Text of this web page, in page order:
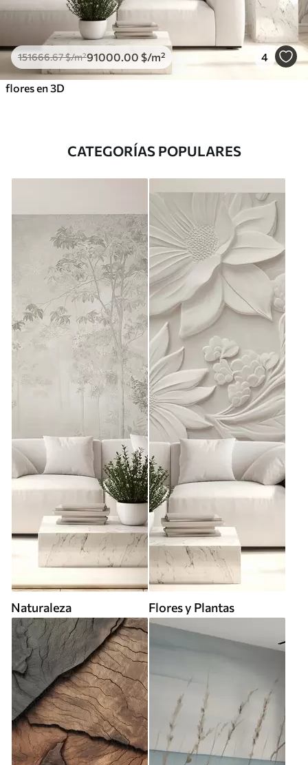
151666.67$/m²91000 .00 $/m² 4
flores en 3D
CATEGORÍAS POPULARES
Naturaleza Flores y Plantas